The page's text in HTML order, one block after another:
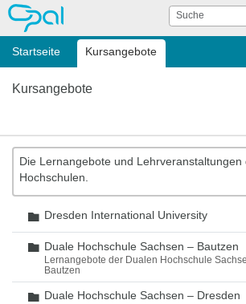
OPAL Suche
Startseite Kursangebote
Kursangebote
Die Lernangebote und Lehrveranstaltungen
Hochschulen.
Ordner
Dresden International University
Ordner
Duale Hochschule Sachsen – Bautzen
Lernangebote der Dualen Hochschule
Bautzen
Ordner
Duale Hochschule Sachsen – Dresden